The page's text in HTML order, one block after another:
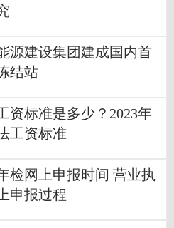
源建设集团建成国内首
结站
资标准是多少？2023年
工资标准
检网上申报时间 营业执
申报过程